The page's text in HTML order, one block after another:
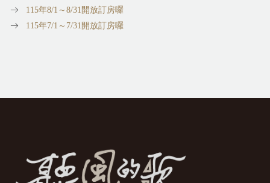
115年8/1～8/31開放訂房囉
115年7/1～7/31開放訂房囉